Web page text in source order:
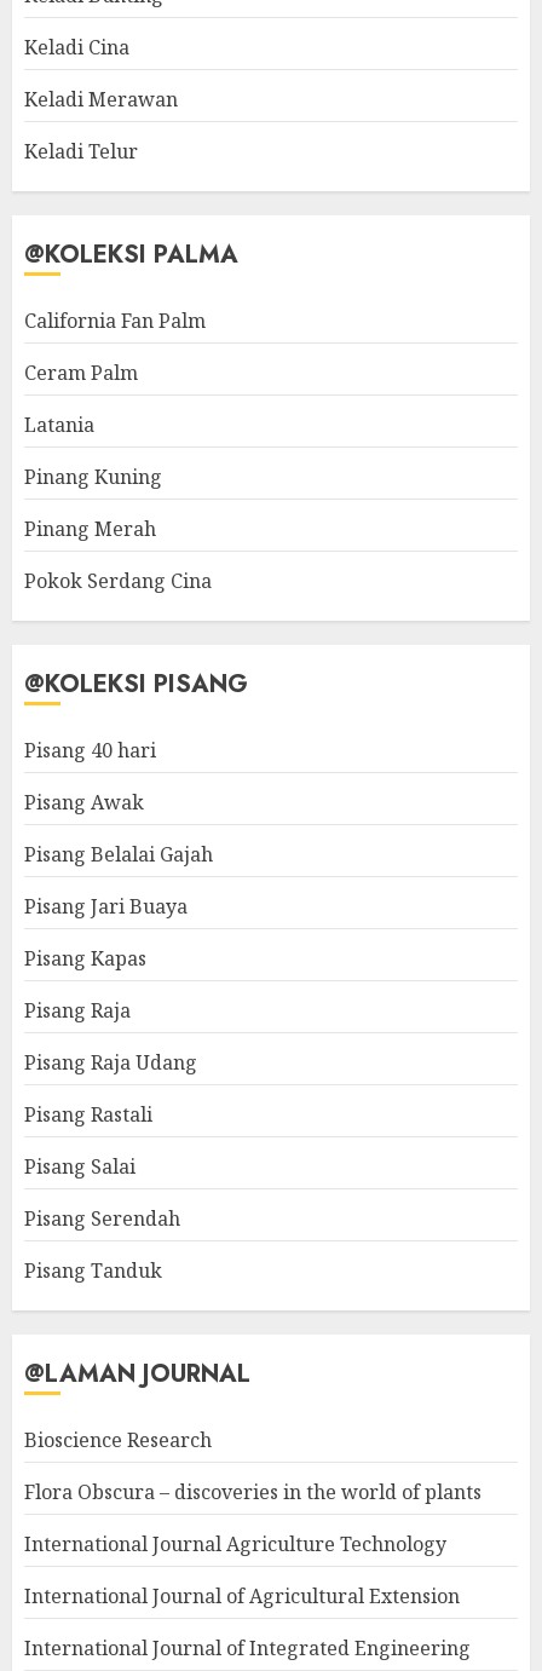
Keladi Cina
Keladi Merawan
Keladi Telur
@KOLEKSI PALMA
California Fan Palm
Ceram Palm
Latania
Pinang Kuning
Pinang Merah
Pokok Serdang Cina
@KOLEKSI PISANG
Pisang 40 hari
Pisang Awak
Pisang Belalai Gajah
Pisang Jari Buaya
Pisang Kapas
Pisang Raja
Pisang Raja Udang
Pisang Rastali
Pisang Salai
Pisang Serendah
Pisang Tanduk
@LAMAN JOURNAL
Bioscience Research
Flora Obscura – discoveries in the world of plants
International Journal Agriculture Technology
International Journal of Agricultural Extension
International Journal of Integrated Engineering